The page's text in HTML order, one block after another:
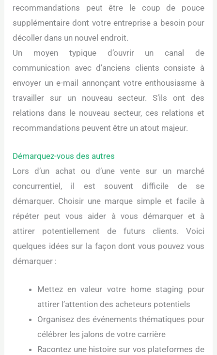
recommandations peut être le coup de pouce
supplémentaire dont votre entreprise a besoin pour
décoller dans un nouvel endroit.
Un moyen typique d’ouvrir un canal de
communication avec d’anciens clients consiste à
envoyer un e-mail annonçant votre enthousiasme à
travailler sur un nouveau secteur. S’ils ont des
relations dans le nouveau secteur, ces relations et
recommandations peuvent être un atout majeur.
Démarquez-vous des autres
Lors d’un achat ou d’une vente sur un marché
concurrentiel, il est souvent difficile de se
démarquer. Choisir une marque simple et facile à
répéter peut vous aider à vous démarquer et à
attirer potentiellement de futurs clients. Voici
quelques idées sur la façon dont vous pouvez vous
démarquer :
Mettez en valeur votre home staging pour
attirer l’attention des acheteurs potentiels
Organisez des événements thématiques pour
célébrer les jalons de votre carrière
Racontez une histoire sur vos plateformes de